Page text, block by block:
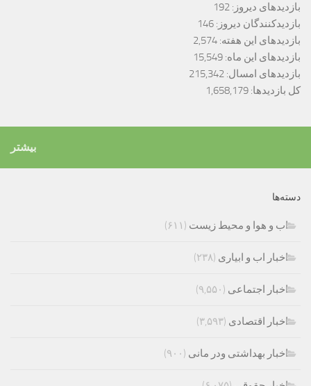
بازدیدهای دیروز: 192
بازدیدکنندگان دیروز: 146
بازدیدهای این هفته: 2,574
بازدیدهای این ماه: 15,549
بازدیدهای امسال: 215,342
کل بازدیدها: 1,658,179
بیشتر
دسته‌ها
اب و هوا و محیط زیست (۶۱۱)
اخبار اب و ابیاری (۲۳۸)
اخبار اجتماعی (۹,۵۵۰)
اخبار اقتصادی (۳,۵۹۳)
اخبار بهداشتی ودر مانی (۹۰۰)